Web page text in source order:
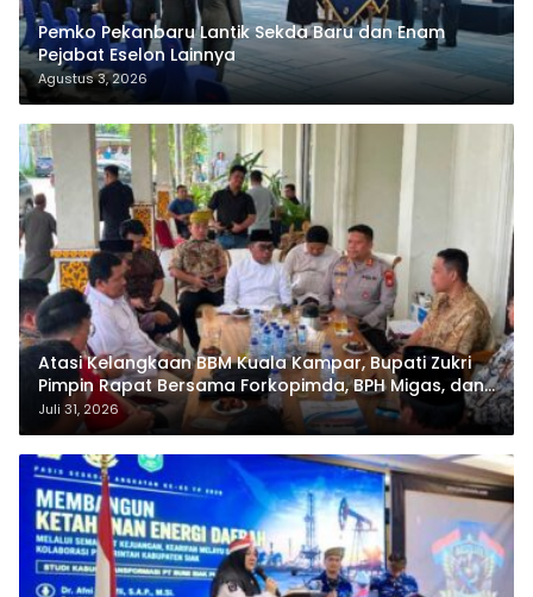
Pemko Pekanbaru Lantik Sekda Baru dan Enam
Pejabat Eselon Lainnya
Agustus 3, 2026
Atasi Kelangkaan BBM Kuala Kampar, Bupati Zukri
Pimpin Rapat Bersama Forkopimda, BPH Migas, dan
Pertamina
Juli 31, 2026